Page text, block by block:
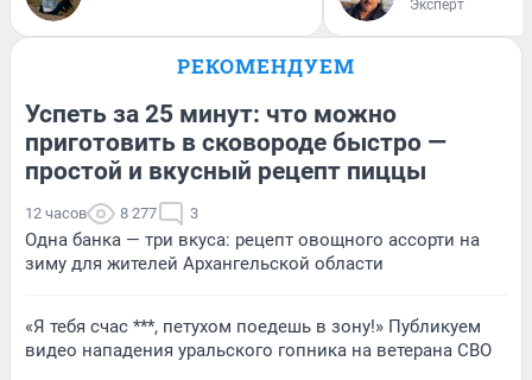
Эксперт
РЕКОМЕНДУЕМ
Успеть за 25 минут: что можно
приготовить в сковороде быстро —
простой и вкусный рецепт пиццы
12 часов 8 277 3
Одна банка — три вкуса: рецепт овощного ассорти на
зиму для жителей Архангельской области
«Я тебя счас ***, петухом поедешь в зону!» Публикуем
видео нападения уральского гопника на ветерана СВО